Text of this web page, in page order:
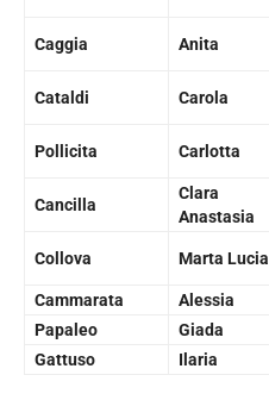
Caggia Anita
Cataldi Carola
Pollicita Carlotta
Cancilla
Clara
Anastasia
Collova Marta Lucia
Cammarata
Alessia
Papaleo
Giada
Gattuso
Ilaria